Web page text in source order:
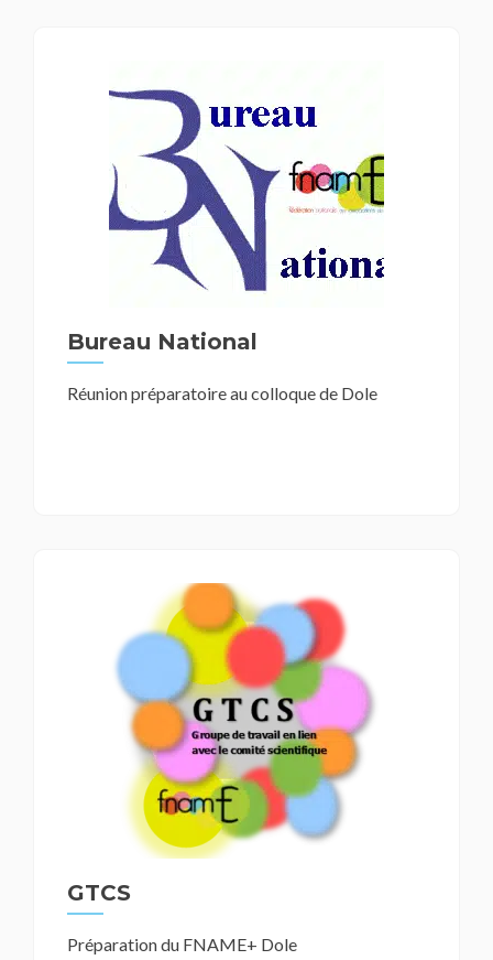
Bureau National
Réunion préparatoire au colloque de Dole
GTCS
Préparation du FNAME+ Dole